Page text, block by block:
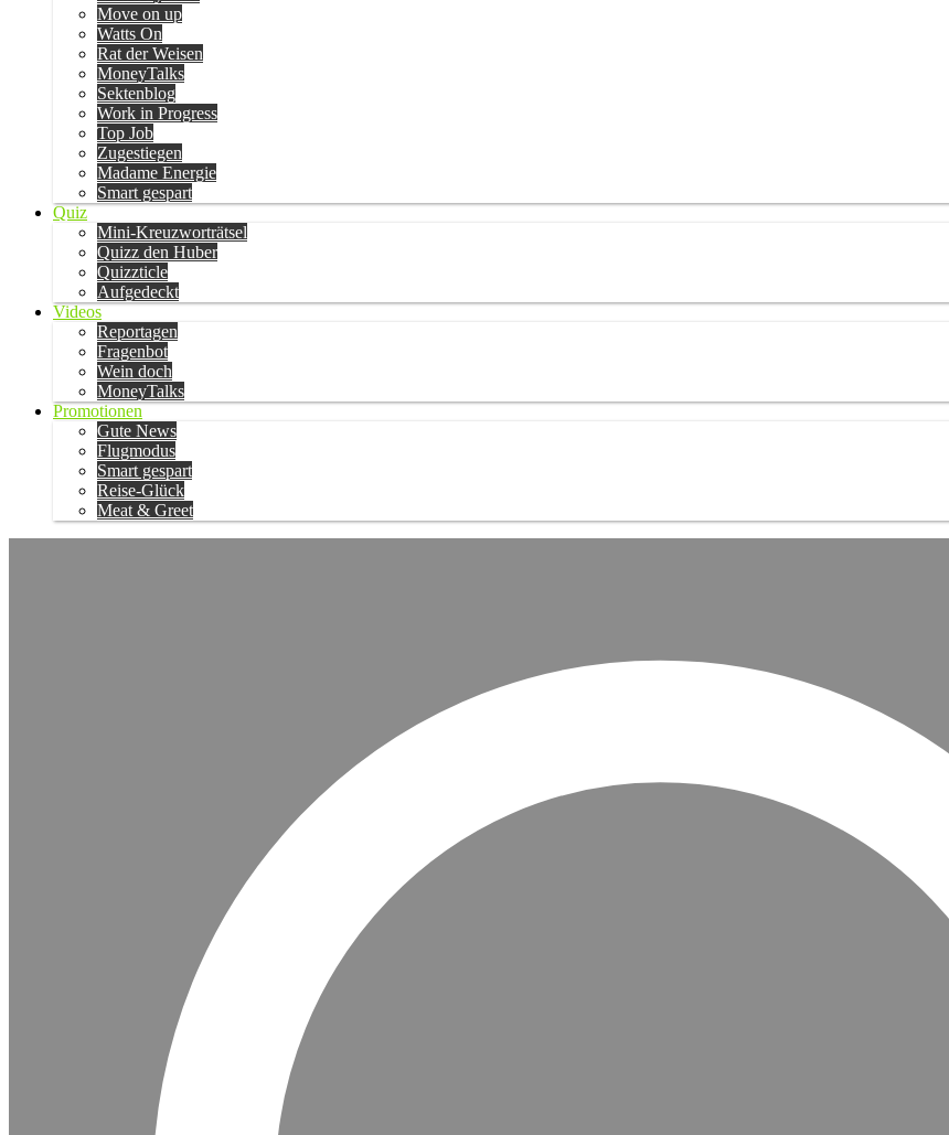
Move on up
Watts On
Rat der Weisen
MoneyTalks
Sektenblog
Work in Progress
Top Job
Zugestiegen
Madame Energie
Smart gespart
Quiz
Mini-Kreuzworträtsel
Quizz den Huber
Quizzticle
Aufgedeckt
Videos
Reportagen
Fragenbot
Wein doch
MoneyTalks
Promotionen
Gute News
Flugmodus
Smart gespart
Reise-Glück
Meat & Greet